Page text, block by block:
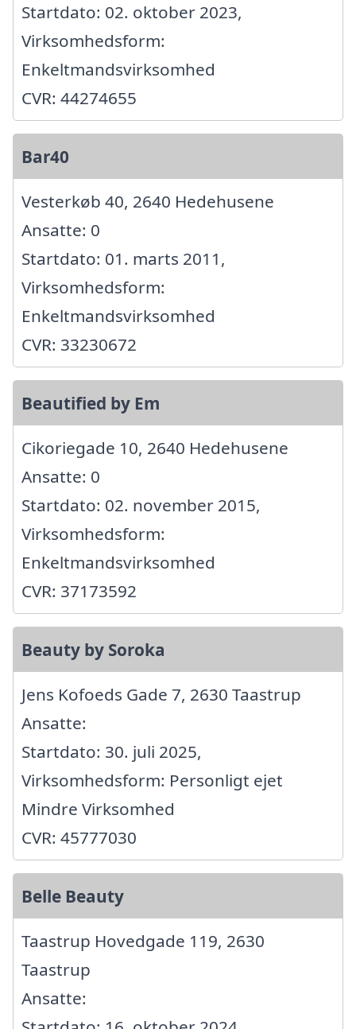
Startdato: 02. oktober 2023,
Virksomhedsform:
Enkeltmandsvirksomhed
CVR: 44274655
Bar40
Vesterkøb 40, 2640 Hedehusene
Ansatte: 0
Startdato: 01. marts 2011,
Virksomhedsform:
Enkeltmandsvirksomhed
CVR: 33230672
Beautified by Em
Cikoriegade 10, 2640 Hedehusene
Ansatte: 0
Startdato: 02. november 2015,
Virksomhedsform:
Enkeltmandsvirksomhed
CVR: 37173592
Beauty by Soroka
Jens Kofoeds Gade 7, 2630 Taastrup
Ansatte:
Startdato: 30. juli 2025,
Virksomhedsform: Personligt ejet
Mindre Virksomhed
CVR: 45777030
Belle Beauty
Taastrup Hovedgade 119, 2630
Taastrup
Ansatte: